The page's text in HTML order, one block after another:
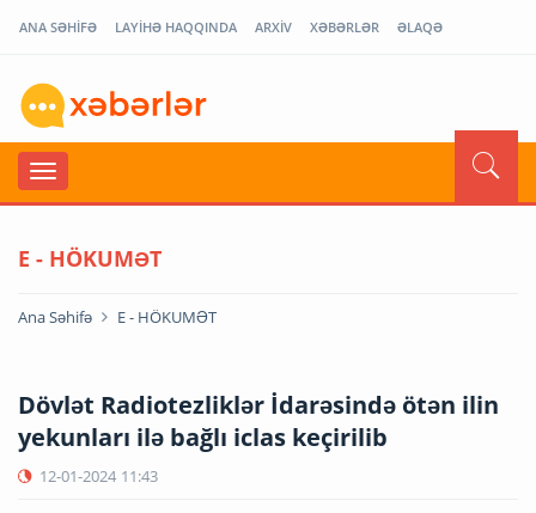
ANA SƏHİFƏ LAYİHƏ HAQQINDA ARXİV XƏBƏRLƏR ƏLAQƏ
E - HÖKUMƏT
Ana Səhifə E - HÖKUMƏT
Dövlət Radiotezliklər İdarəsində ötən ilin
yekunları ilə bağlı iclas keçirilib
12-01-2024 11:43